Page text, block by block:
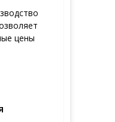
цены